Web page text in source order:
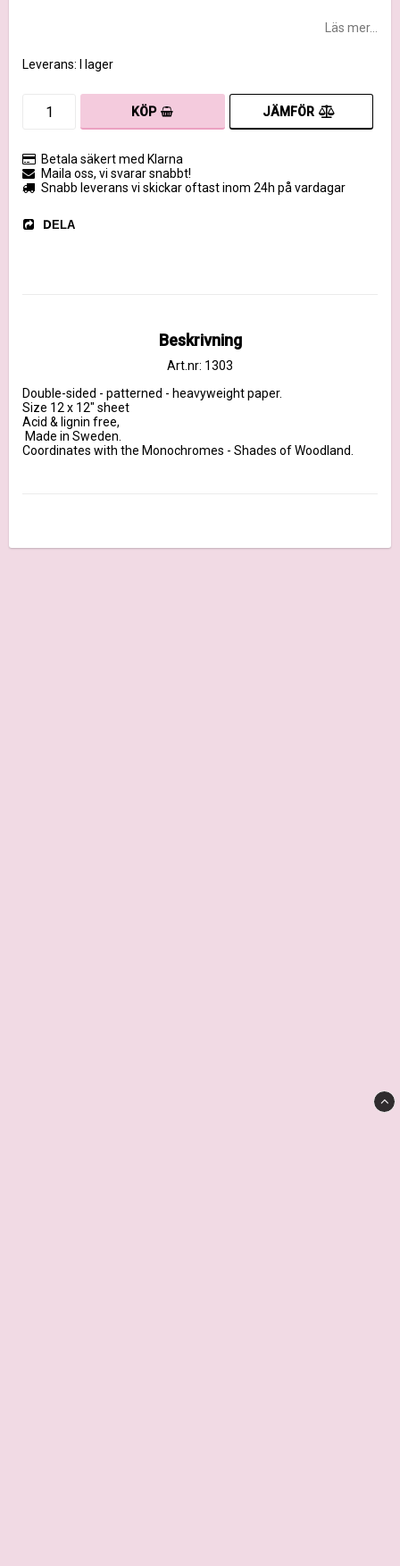
Läs mer...
Leverans: I lager
KÖP JÄMFÖR
Betala säkert med Klarna
Maila oss, vi svarar snabbt!
Snabb leverans vi skickar oftast inom 24h på vardagar
DELA
Beskrivning
Art.nr: 1303
Double-sided - patterned - heavyweight paper.
Size 12 x 12" sheet
Acid & lignin free,